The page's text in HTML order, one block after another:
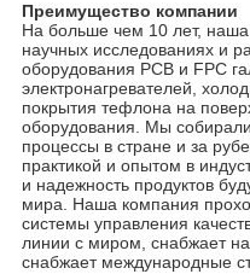
Преимущество компании
На больше чем 10 лет,
научных исследованиях и
оборудования PCB и FPC
электронагревателей,
покрытия тефлона на
оборудования. Мы
процессы в стране и за
практикой и опытом в
и надежность продуктов
мира. Наша компания
системы управления
линии с миром, снабжает
снабжает международные